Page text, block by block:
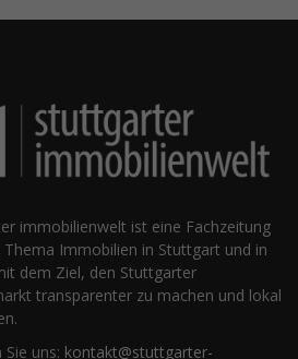
immobilienwelt ist eine Fachzeitung
Thema Immobilien in Stuttgart und in
dem Ziel, den Stuttgarter
transparenter zu machen und lokal
uns: kontakt@stuttgarter-